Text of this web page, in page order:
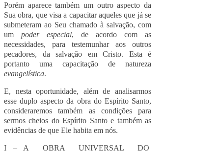
Porém aparece também um outro aspecto da
Sua obra, que visa a capacitar aqueles que já se
submeteram ao Seu chamado à salvação, com
um poder especial, de acordo com as
necessidades, para testemunhar aos outros
pecadores, da salvação em Cristo. Esta é
portanto uma capacitação de natureza
evangelística.
E, nesta oportunidade, além de analisarmos
esse duplo aspecto da obra do Espírito Santo,
consideraremos também as condições para
sermos cheios do Espírito Santo e também as
evidências de que Ele habita em nós.
I – A OBRA UNIVERSAL DO